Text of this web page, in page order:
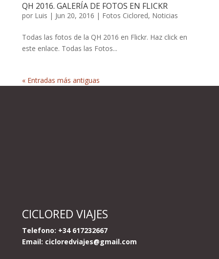
QH 2016. GALERÍA DE FOTOS EN FLICKR
por Luis | Jun 20, 2016 | Fotos Ciclored, Noticias
Todas las fotos de la QH 2016 en Flickr. Haz click en
este enlace. Todas las Fotos...
« Entradas más antiguas
CICLORED VIAJES
Telefono: +34 617232667
Email: cicloredviajes@gmail.com